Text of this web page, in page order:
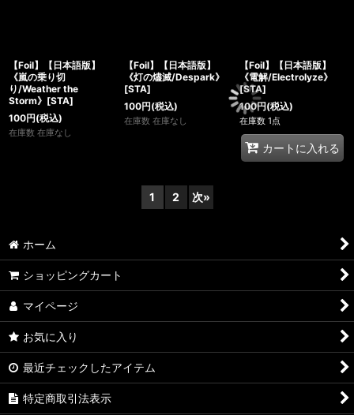
【Foil】【日本語版】
《嵐の乗り切
り/Weather the
Storm》[STA]
100円(税込)
在庫数 在庫なし
【Foil】【日本語版】
《灯の燼滅/Despark》
[STA]
100円(税込)
在庫数 在庫なし
【Foil】【日本語版】
《電解/Electrolyze》
[STA]
100円(税込)
在庫数 1点
カートに入れる
1 2 次»
ホーム
ショッピングカート
マイページ
お気に入り
最近チェックしたアイテム
特定商取引法表示